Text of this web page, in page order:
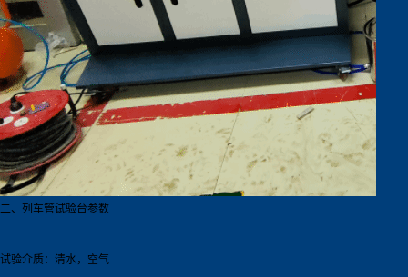
二、列车管试验台参数
试验介质：清水，空气